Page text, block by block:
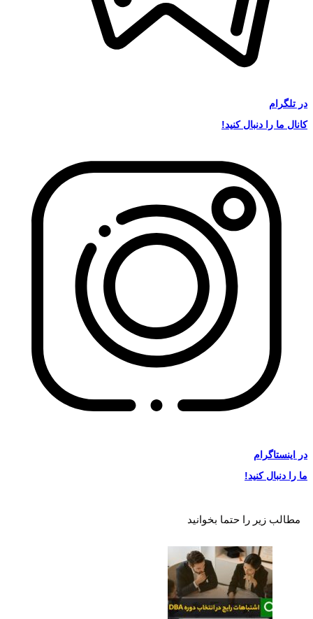
در تلگرام
کانال ما را دنبال کنید!
در
اینستاگرام
ما را دنبال کنید!
مطالب زیر را حتما بخوانید